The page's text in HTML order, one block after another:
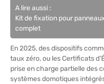
A lire aussi :
Kit de fixation pour
complet
En 2025, des dispositifs
taux zéro, ou les Certificats
prise en charge partielle des
systèmes domotiques